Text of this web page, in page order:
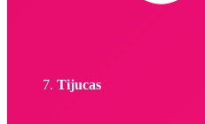
Tijucas